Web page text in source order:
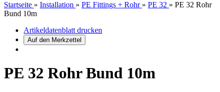
Startseite » Installation » PE Fittings + Rohr » PE 32 » PE 32 Rohr
Bund 10m
Artikeldatenblatt drucken
PE 32 Rohr Bund 10m